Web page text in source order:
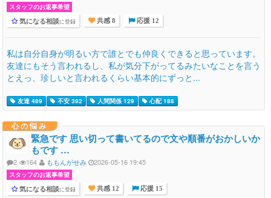
スタッフのお返事希望
気になる相談に登録 共感 8 応援 12
私は自分自身が明るい方で誰とでも仲良くできると思っています。
友達にもそう言われるし、私が気分下がってるみたいなことを言う
とえっ、珍しいと言われるくらい基本的にずっと...
友達 489 不安 392 人間関係 129 心配 188
心の悩み
緊急です 思い切って書いてるので文や順番がおかしいか
もです …
2 164 ももんがせみ 2026-05-16 19:45
スタッフのお返事希望
気になる相談に登録 共感 12 応援 15